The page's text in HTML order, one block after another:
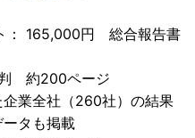
： 165,000円 総合報告書
約200ページ
（260社）の結果
タも掲載